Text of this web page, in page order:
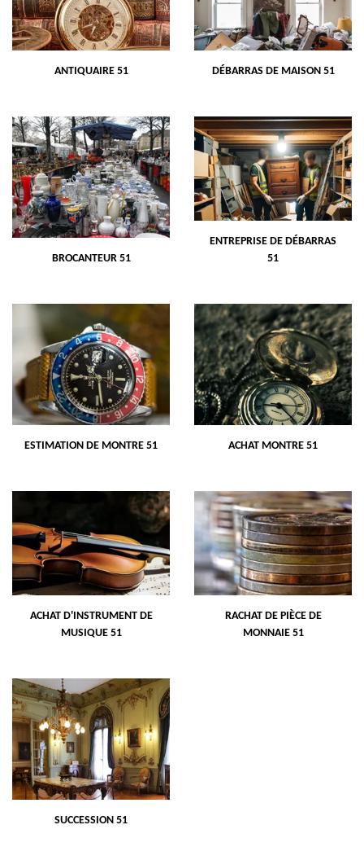
ANTIQUAIRE 51 DÉBARRAS DE MAISON 51
BROCANTEUR 51
ENTREPRISE DE DÉBARRAS
51
ESTIMATION DE MONTRE 51 ACHAT MONTRE 51
ACHAT D'INSTRUMENT DE
MUSIQUE 51
RACHAT DE PIÈCE DE
MONNAIE 51
SUCCESSION 51